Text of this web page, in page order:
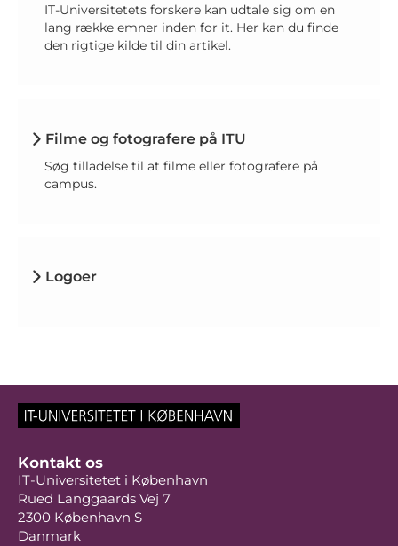
IT-Universitetets forskere kan udtale sig om en
lang række emner inden for it. Her kan du finde
den rigtige kilde til din artikel.
Filme og fotografere på ITU
Søg tilladelse til at filme eller fotografere på
campus.
Logoer
Kontakt os
IT-Universitetet i København
Rued Langgaards Vej 7
2300 København S
Danmark